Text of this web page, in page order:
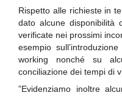
Rispetto alle richieste in
dato alcune disponibilità
verificate nei prossimi
esempio
working nonché su
conciliazione dei tempi di
”Evidenziamo inoltre